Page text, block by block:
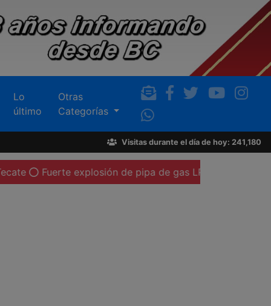
Lo
último
Otras
Categorías
Visitas durante el día de hoy: 241,180
explosión de pipa de gas LP deja al menos 20